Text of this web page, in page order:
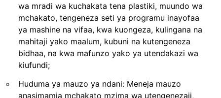
wa mradi wa kuchakata tena plastiki, muundo wa
mchakato, tengeneza seti ya programu inayofaa
ya mashine na vifaa, kwa kuongeza, kulingana na
mahitaji yako maalum, kubuni na kutengeneza
bidhaa, na kwa mafunzo yako ya utendakazi wa
kiufundi;
Huduma ya mauzo ya ndani: Meneja mauzo
anasimamia mchakato mzima wa utengenezaji,